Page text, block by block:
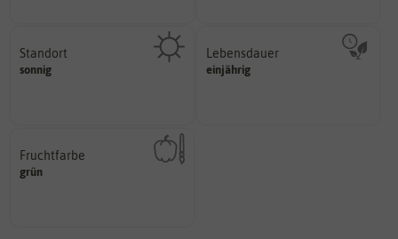
Standort
sonnig
Pflanze? (schattig, halbschattig,
sonnig, vollsonnig)
Lebensdauer
einjährig
einjährig, zweijährig oder
mehrjährig.
Fruchtfarbe
grün
sie nach dem Reifungsprozess
hat.